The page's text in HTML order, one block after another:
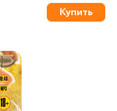
Купить